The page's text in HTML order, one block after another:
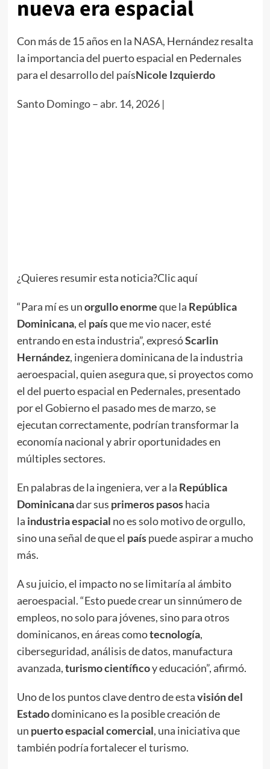
nueva era espacial
Con más de 15 años en la NASA, Hernández resalta
la importancia del puerto espacial en Pedernales
para el desarrollo del paísNicole Izquierdo
Santo Domingo– abr. 14, 2026 |
¿Quieres resumir esta noticia?Clic aquí
“Para mí es unorgullo enormeque la República
Dominicana, el paísque me vio nacer, esté
entrando en esta industria”, expresóScarlin
Hernández, ingeniera dominicana de la industria
aeroespacial, quien asegura que, si proyectos como
el del puerto espacial en Pedernales, presentado
por el Gobierno el pasado mes de marzo, se
ejecutan correctamente, podrían transformar la
economía nacional y abrir oportunidades en
múltiples sectores.
En palabras de la ingeniera, ver a la República
Dominicanadar sus primeros pasoshacia
la industria espacial no es solo motivo de orgullo,
sino una señal de que el paíspuede aspirar a mucho
más.
A su juicio, el impacto no se limitaría al ámbito
aeroespacial. “Esto puede crear un sinnúmero de
empleos, no solo para jóvenes, sino para otros
dominicanos, en áreas comotecnología,
ciberseguridad, análisis de datos, manufactura
avanzada,turismo científicoy educación”, afirmó.
Uno de los puntos clave dentro de estavisión del
Estadodominicano es la posible creación de
un puerto espacial comercial, una iniciativa que
también podría fortalecer el turismo.